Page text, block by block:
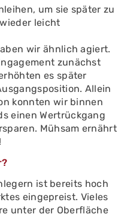
um sie später zu
leicht
wir ähnlich agiert.
zunächst
es später
Allein
konnten wir binnen
einen Wertrückgang
Mühsam ernährt
ist bereits hoch
eingepreist. Vieles
unter der Oberfläche